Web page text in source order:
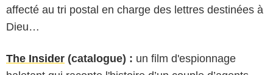
affecté au tri postal en charge des lettres destinées à
Dieu…
The Insider (catalogue) : un film d'espionnage